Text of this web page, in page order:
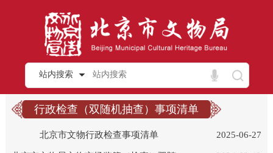
站内搜索
行政检查（双随机抽查）事项清单
北京市文物行政检查事项清单 2025-06-27